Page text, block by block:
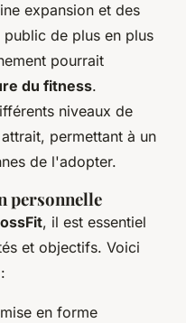
expansion et des
de plus en plus
pourrait
du fitness.
niveaux de
permettant à un
de l'adopter.
personnelle
, il est essentiel
et objectifs. Voici
en forme